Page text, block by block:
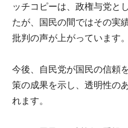
ッチコピーは、政権与党と
たが、国民の間ではその実
批判の声が上がっています。
今後、自民党が国民の信頼
策の成果を示し、透明性の
れます。